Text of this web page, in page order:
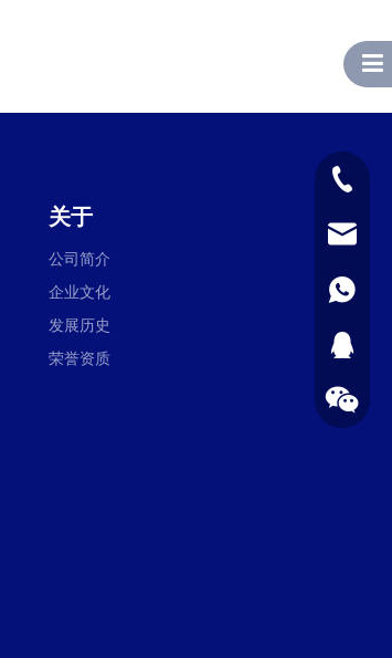
关于
公司简介
企业文化
发展历史
荣誉资质